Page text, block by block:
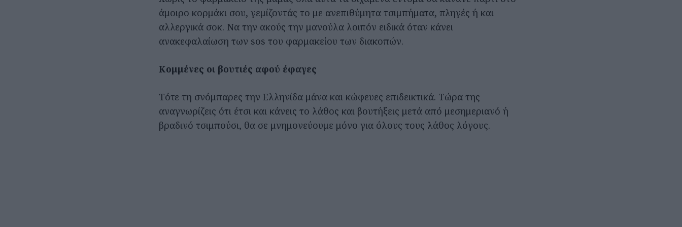
άμοιρο κορμάκι σου, γεμίζοντάς το με ανεπιθύμητα τσιμπήματα, πληγές ή και
αλλεργικά σοκ. Να την ακούς την μανούλα λοιπόν ειδικά όταν κάνει
ανακεφαλαίωση των sos του φαρμακείου των διακοπών.
Κομμένες οι βουτιές αφού έφαγες
Τότε τη σνόμπαρες την Ελληνίδα μάνα και κώφευες επιδεικτικά. Τώρα της
αναγνωρίζεις ότι έτσι και κάνεις το λάθος και βουτήξεις μετά από μεσημεριανό ή
βραδινό τσιμπούσι, θα σε μνημονεύουμε μόνο για όλους τους λάθος λόγους.